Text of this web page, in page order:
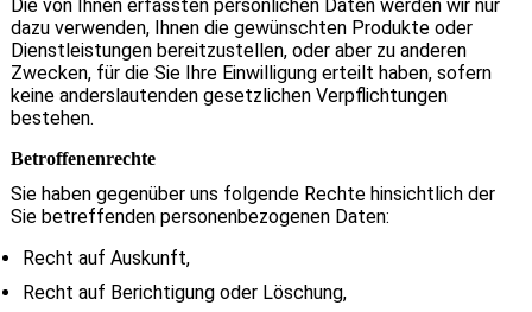
Die von Ihnen erfassten persönlichen Daten werden wir nur
dazu verwenden, Ihnen die gewünschten Produkte oder
Dienstleistungen bereitzustellen, oder aber zu anderen
Zwecken, für die Sie Ihre Einwilligung erteilt haben, sofern
keine anderslautenden gesetzlichen Verpflichtungen
bestehen.
Betroffenenrechte
Sie haben gegenüber uns folgende Rechte hinsichtlich der
Sie betreffenden personenbezogenen Daten:
Recht auf Auskunft,
Recht auf Berichtigung oder Löschung,